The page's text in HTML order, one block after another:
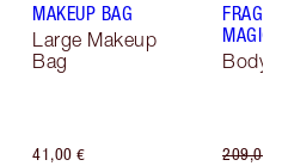
MAKEUP BAG
Large Makeup
Bag
41,00 €
MAGIC
Body
209,00